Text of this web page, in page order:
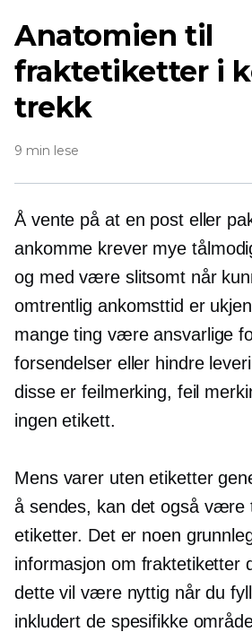
Anatomien til
fraktetiketter i
trekk
9 min lese
Å vente på at en post eller
ankomme krever mye
og med være slitsomt når
omtrentlig ankomsttid er
mange ting være ansvarlige
forsendelser eller hindre
disse er feilmerking, feil
ingen etikett.
Mens varer uten etiketter
å sendes, kan det også være
etiketter. Det er noen
informasjon om fraktetiketter
dette vil være nyttig når du
inkludert de spesifikke